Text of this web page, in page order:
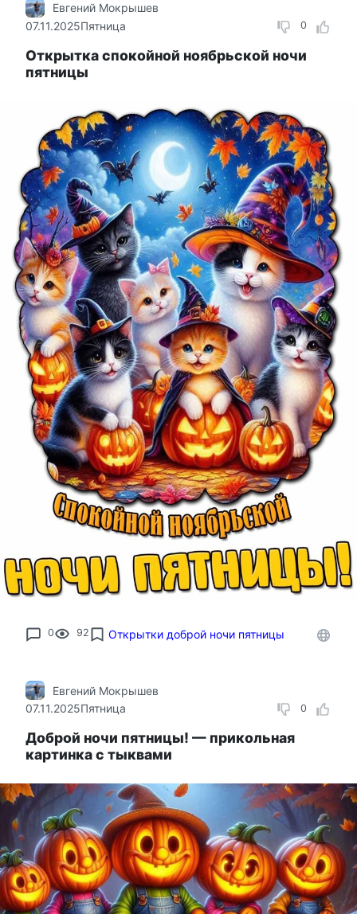
0
Евгений Мокрышев
07.11.2025Пятница
Открытка спокойной ноябрьской ночи
пятницы
0 92 Открытки доброй ночи пятницы
0
Евгений Мокрышев
07.11.2025Пятница
Доброй ночи пятницы! — прикольная
картинка с тыквами